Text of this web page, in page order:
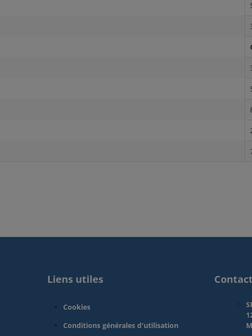
Liens utiles
Cookies
Conditions générales d'utilisation